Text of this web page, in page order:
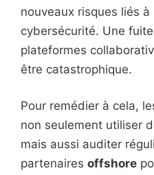
nouveaux risques liés
cybersécurité. Une
plateformes
être catastrophique.
Pour remédier à cela,
non seulement utiliser
mais aussi auditer
partenaires offshore